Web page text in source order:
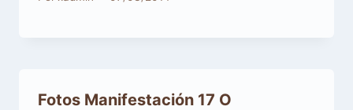
Fotos Manifestación 17 O